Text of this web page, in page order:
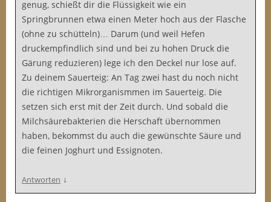
genug, schießt dir die Flüssigkeit wie ein
Springbrunnen etwa einen Meter hoch aus der Flasche
(ohne zu schütteln)… Darum (und weil Hefen
druckempfindlich sind und bei zu hohen Druck die
Gärung reduzieren) lege ich den Deckel nur lose auf.
Zu deinem Sauerteig: An Tag zwei hast du noch nicht
die richtigen Mikrorganismmen im Sauerteig. Die
setzen sich erst mit der Zeit durch. Und sobald die
Milchsäurebakterien die Herschaft übernommen
haben, bekommst du auch die gewünschte Säure und
die feinen Joghurt und Essignoten.
Antworten ↓